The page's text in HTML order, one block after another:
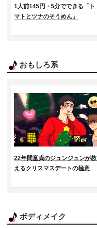
1人前145円・5分でできる「ト
マトとツナのそうめん」
おもしろ系
22年間童貞のジュンジュンが教
えるクリスマスデートの極意
ボディメイク